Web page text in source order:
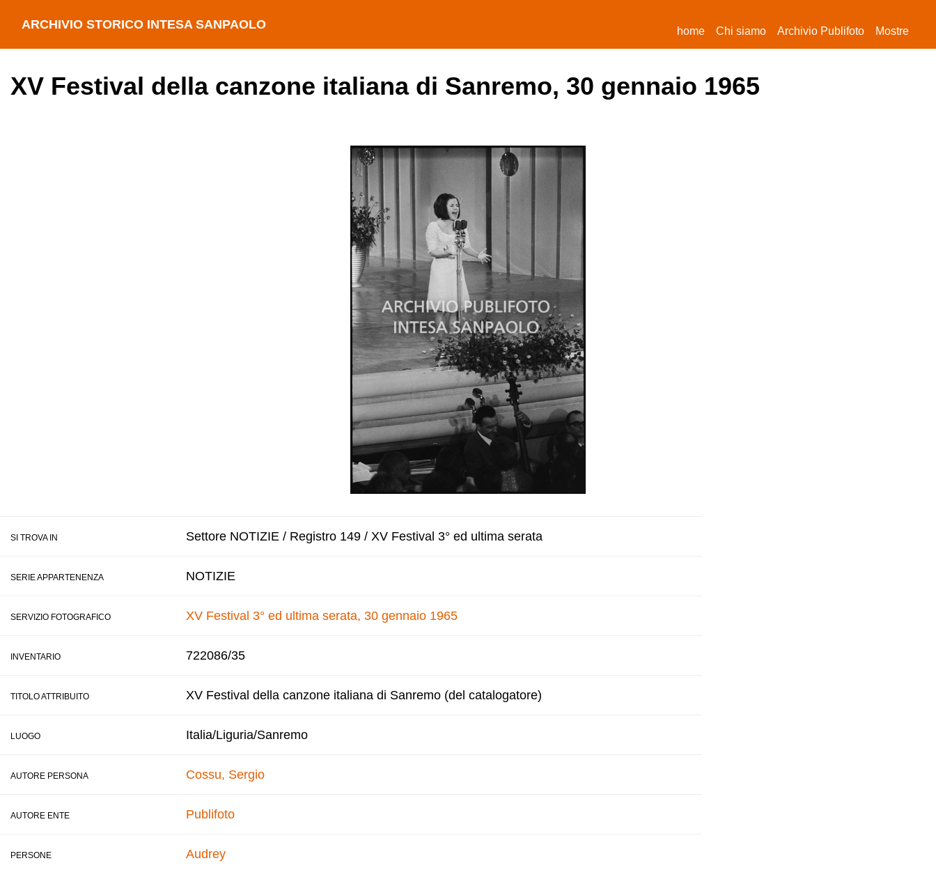
ARCHIVIO STORICO INTESA SANPAOLO home(current)
Chi siamo Archivio Publifoto Mostre
XV Festival della canzone italiana di Sanremo, 30 gennaio 1965
SI TROVA IN Settore NOTIZIE / Registro 149 / XV Festival 3° ed ultima serata
SERIE APPARTENENZA NOTIZIE
SERVIZIO FOTOGRAFICO XV Festival 3° ed ultima serata, 30 gennaio 1965
INVENTARIO 722086/35
TITOLO ATTRIBUITO XV Festival della canzone italiana di Sanremo (del catalogatore)
LUOGO Italia/Liguria/Sanremo
AUTORE PERSONA Cossu, Sergio
AUTORE ENTE Publifoto
PERSONE Audrey